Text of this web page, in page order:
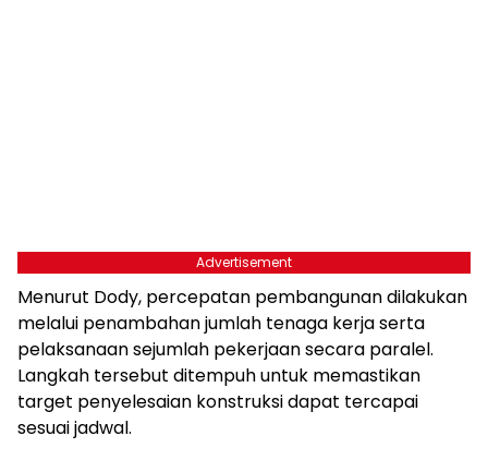
Advertisement
Menurut Dody, percepatan pembangunan dilakukan
melalui penambahan jumlah tenaga kerja serta
pelaksanaan sejumlah pekerjaan secara paralel.
Langkah tersebut ditempuh untuk memastikan
target penyelesaian konstruksi dapat tercapai
sesuai jadwal.